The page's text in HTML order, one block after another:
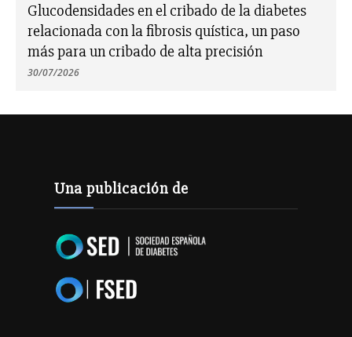
Glucodensidades en el cribado de la diabetes
relacionada con la fibrosis quística, un paso
más para un cribado de alta precisión
30/07/2026
Una publicación de